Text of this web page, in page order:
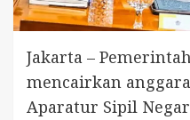
Jakarta –
mencairkan
Aparatur Sipil